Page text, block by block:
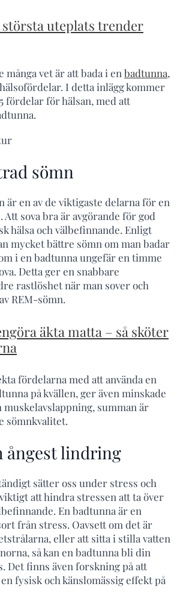
största uteplats trender
många vet är att bada i en badtunna,
I detta inlägg kommer
fördelar för hälsan, med att
sömn
är en av de viktigaste delarna för en
Att sova bra är avgörande för god
hälsa och välbefinnande. Enligt
mycket bättre sömn om man badar
i en badtunna ungefär en timme
Detta ger en snabbare
rastlöshet när man sover och
REM-sömn.
äkta matta – så sköter
fördelarna med att använda en
på kvällen, ger även minskade
muskelavslappning, summan är
sömnkvalitet.
ångest lindring
sätter oss under stress och
att hindra stressen att ta över
En badtunna är en
från stress. Oavsett om det är
eller att sitta i stilla vatten
så kan en badtunna bli din
Det finns även forskning på att
fysisk och känslomässig effekt på